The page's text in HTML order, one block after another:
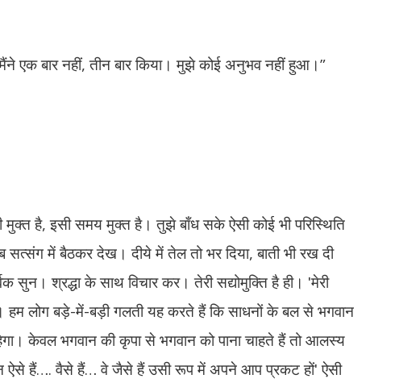
एक बार नहीं, तीन बार किया। मुझे कोई अनुभव नहीं हुआ।”
मुक्त है, इसी समय मुक्त है। तुझे बाँध सके ऐसी कोई भी परिस्थिति
में बैठकर देख। दीये में तेल तो भर दिया, बाती भी रख दी
श्रद्धा के साथ विचार कर। तेरी सद्योमुक्ति है ही। ʹमेरी
हम लोग बड़े-में-बड़ी गलती यह करते हैं कि साधनों के बल से भगवान
केवल भगवान की कृपा से भगवान को पाना चाहते हैं तो आलस्य
ऐसे हैं…. वैसे हैं… वे जैसे हैं उसी रूप में अपने आप प्रकट होंʹ ऐसी